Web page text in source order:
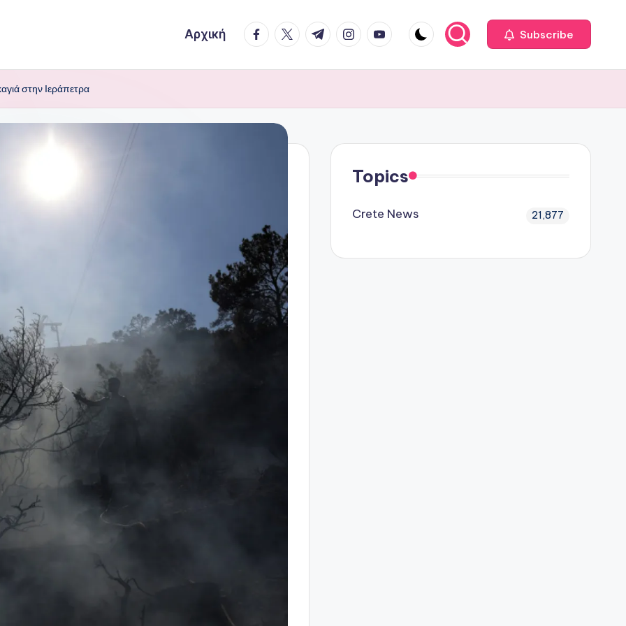
Αρχική facebook.com
twitter.com
t.me instagram.com
youtube.com Subscribe
στην Ιεράπετρα
Topics
Crete News 21,877